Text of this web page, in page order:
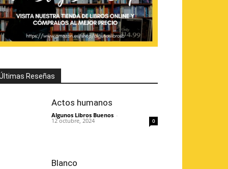
Reseñas
Actos humanos
Algunos Libros Buenos -
12 octubre, 2024 0
Blanco